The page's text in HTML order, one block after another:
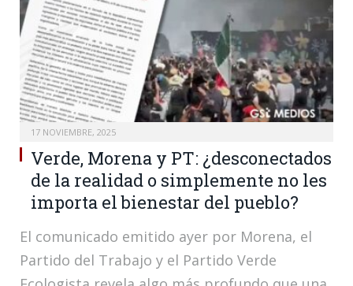
17 NOVIEMBRE, 2025
Verde, Morena y PT: ¿desconectados
de la realidad o simplemente no les
importa el bienestar del pueblo?
El comunicado emitido ayer por Morena, el
Partido del Trabajo y el Partido Verde